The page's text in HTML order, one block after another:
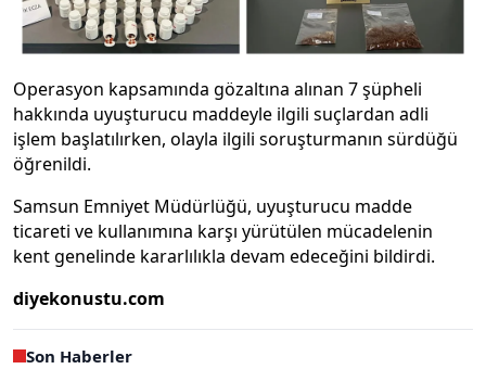
Operasyon kapsamında gözaltına alınan 7 şüpheli
hakkında uyuşturucu maddeyle ilgili suçlardan adli
işlem başlatılırken, olayla ilgili soruşturmanın sürdüğü
öğrenildi.
Samsun Emniyet Müdürlüğü, uyuşturucu madde
ticareti ve kullanımına karşı yürütülen mücadelenin
kent genelinde kararlılıkla devam edeceğini bildirdi.
diyekonustu.com
Son Haberler